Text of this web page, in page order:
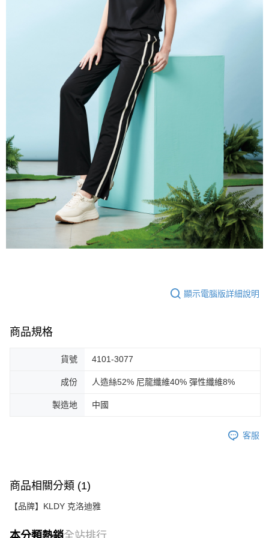
顯示電腦版詳細說明
商品規格
貨號 4101-3077
成份 人造絲52% 尼龍纖維40% 彈性纖維8%
製造地 中國
客服
商品相關分類 (1)
【品牌】KLDY 克洛迪雅
本分類熱銷全站排行